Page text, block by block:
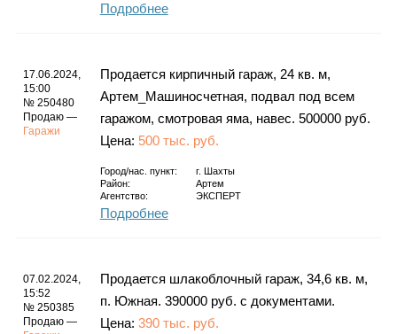
Подробнее
17.06.2024,
15:00
№ 250480
Продаю —
Гаражи
Продается кирпичный гараж, 24 кв. м,
Артем_Машиносчетная, подвал под всем
гаражом, смотровая яма, навес. 500000 руб.
Цена: 500 тыс. руб.
Город/нас. пункт: г.
Шахты
Район:
Артем
Агентство:
ЭКСПЕРТ
Подробнее
07.02.2024,
15:52
№ 250385
Продаю —
Продается шлакоблочный гараж, 34,6 кв. м,
п. Южная. 390000 руб. с документами.
Цена: 390 тыс. руб.